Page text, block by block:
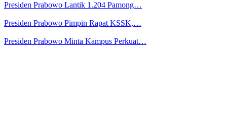
Presiden Prabowo Lantik 1.204 Pamong…
Presiden Prabowo Pimpin Rapat KSSK,…
Presiden Prabowo Minta Kampus Perkuat…